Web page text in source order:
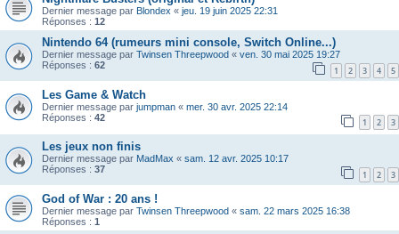
Dernier message par Blondex « jeu. 19 juin 2025 22:31
Réponses : 12
Nintendo 64 (rumeurs mini console, Switch Online...)
Dernier message par Twinsen Threepwood « ven. 30 mai 2025 19:27
Réponses : 62 1 2 3 4 5
Les Game & Watch
Dernier message par jumpman « mer. 30 avr. 2025 22:14
Réponses : 42 1 2 3
Les jeux non finis
Dernier message par MadMax « sam. 12 avr. 2025 10:17
Réponses : 37 1 2 3
God of War : 20 ans !
Dernier message par Twinsen Threepwood « sam. 22 mars 2025 16:38
Réponses : 1